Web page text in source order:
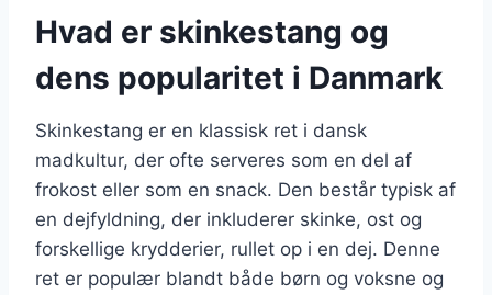
Hvad er skinkestang og
dens popularitet i Danmark
Skinkestang er en klassisk ret i dansk
madkultur, der ofte serveres som en del af
frokost eller som en snack. Den består typisk af
en dejfyldning, der inkluderer skinke, ost og
forskellige krydderier, rullet op i en dej. Denne
ret er populær blandt både børn og voksne og